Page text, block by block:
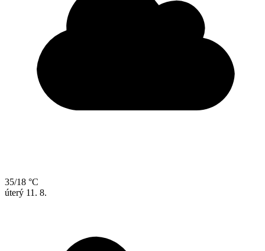
35/18 °C
úterý 11. 8.